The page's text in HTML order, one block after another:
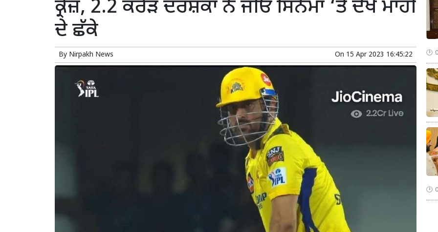
ਕ੍ਰੇਜ਼, 2.2 ਕਰੋੜ ਦਰਸ਼ਕਾਂ ਨੇ ਜੀਓ ਸਿਨੇਮਾ ‘ਤੇ ਦੇਖੋ ਮਾਹੀ
ਦੇ ਛੱਕੇ
By Nirpakh News On 15 Apr 2023 16:45:22